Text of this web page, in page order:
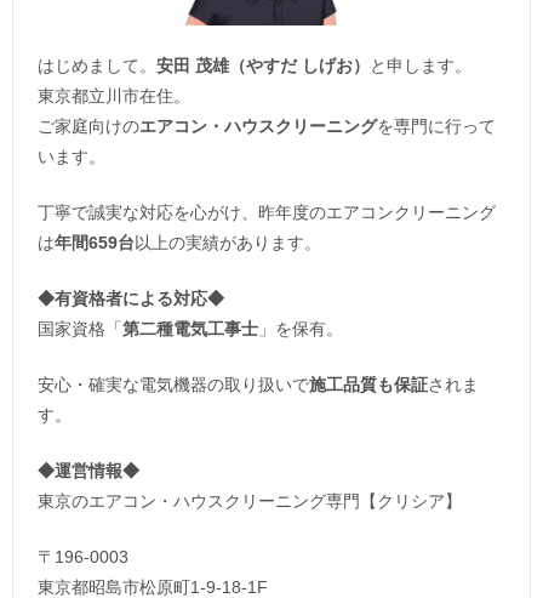
はじめまして。 安田 茂雄（やすだ しげお）
と申します。
東京都立川市在住。
ご家庭向けのエアコン・ハウスクリーニングを専門に行って
います。
丁寧で誠実な対応を心がけ、昨年度のエアコンクリーニング
は年間659台以上の実績があります。
◆有資格者による対応◆
国家資格「 第二種電気工事士 」を保有。
安心・確実な電気機器の取り扱いで施工品質も保証されま
す。
◆運営情報◆
東京のエアコン・ハウスクリーニング専門【クリシア】
〒196-0003
東京都昭島市松原町1-9‐18‐1F